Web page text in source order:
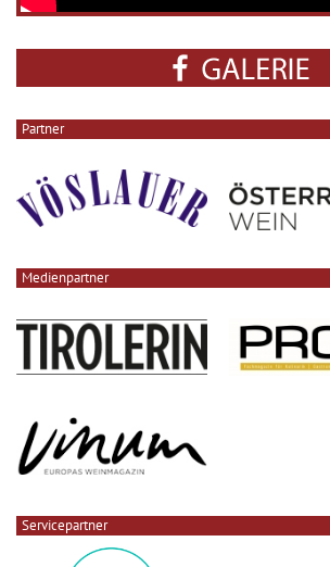
Partner
Medienpartner
Servicepartner